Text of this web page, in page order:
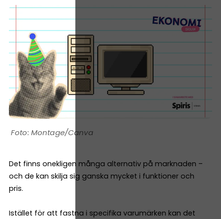
Montage/Canva
Det finns onekligen många alternativ på marknaden –
och de kan skilja sig ganska mycket i funktioner och
pris.
Istället för att fastna i specifika varumärken kan det